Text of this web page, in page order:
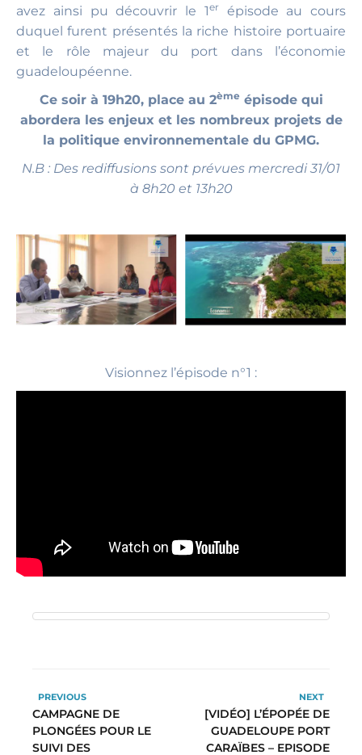
avez ainsi pu découvrir le 1erépisode au cours
duquel furent présentés la riche histoire portuaire
et le rôle majeur du port dans l’économie
guadeloupéenne.
Ce soir à 19h20, place au 2ème épisode qui
abordera les enjeux et les nombreux projets de
la politique environnementale du GPMG.
N.B : Des rediffusions sont prévues mercredi 31/01
à 8h20 et 13h20
Visionnez l’épisode n°1 :
PREVIOUS
CAMPAGNE DE
PLONGÉES POUR LE
SUIVI DES
NEXT
[VIDÉO] L’ÉPOPÉE DE
GUADELOUPE PORT
CARAÏBES – EPISODE